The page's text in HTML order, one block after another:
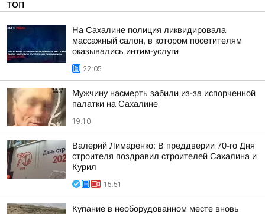
ТОП
На Сахалине полиция ликвидировала
массажный салон, в котором посетителям
оказывались интим-услуги
22:05
Мужчину насмерть забили из-за испорченной
палатки на Сахалине
19:10
Валерий Лимаренко: В преддверии 70-го Дня
строителя поздравил строителей Сахалина и
Курил
15:51
Купание в необорудованном месте вновь